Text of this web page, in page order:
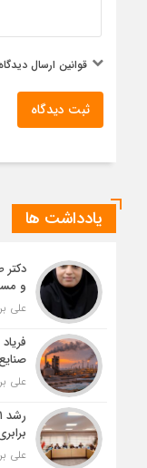
قوانین ارسال دیدگاه
ثبت دیدگاه
یادداشت ها
و
علی
علی
علی